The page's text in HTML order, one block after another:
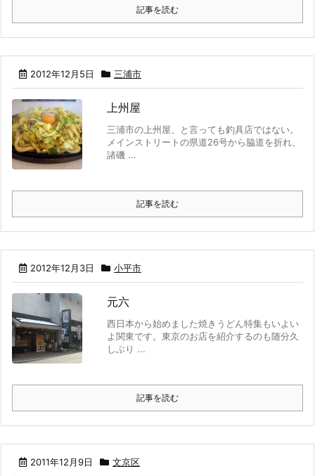
記事を読む
2012年12月5日 三浦市
上州屋
三浦市の上州屋、と言っても釣具店ではない。
メインストリートの県道26号から脇道を折れ、
諸磯 ...
記事を読む
2012年12月3日 小平市
元六
西日本から始めました焼きうどん特集もいよい
よ関東です。東京のお店を紹介するのも随分久
しぶり ...
記事を読む
2011年12月9日 文京区